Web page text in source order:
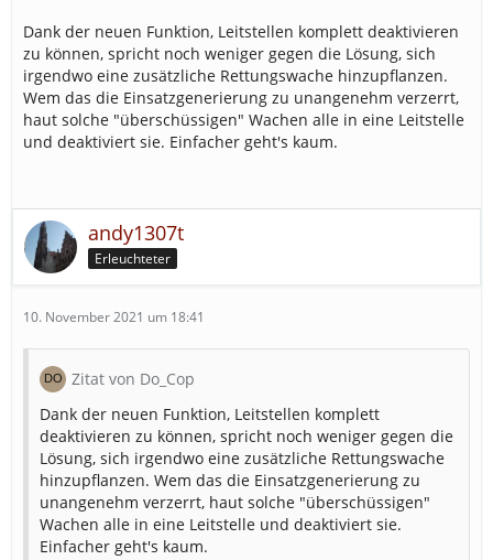
Dank der neuen Funktion, Leitstellen komplett deaktivieren
zu können, spricht noch weniger gegen die Lösung, sich
irgendwo eine zusätzliche Rettungswache hinzupflanzen.
Wem das die Einsatzgenerierung zu unangenehm verzerrt,
haut solche "überschüssigen" Wachen alle in eine Leitstelle
und deaktiviert sie. Einfacher geht's kaum.
andy1307t
Erleuchteter
10. November 2021 um 18:41
Zitat von Do_Cop
Dank der neuen Funktion, Leitstellen komplett
deaktivieren zu können, spricht noch weniger gegen die
Lösung, sich irgendwo eine zusätzliche Rettungswache
hinzupflanzen. Wem das die Einsatzgenerierung zu
unangenehm verzerrt, haut solche "überschüssigen"
Wachen alle in eine Leitstelle und deaktiviert sie.
Einfacher geht's kaum.